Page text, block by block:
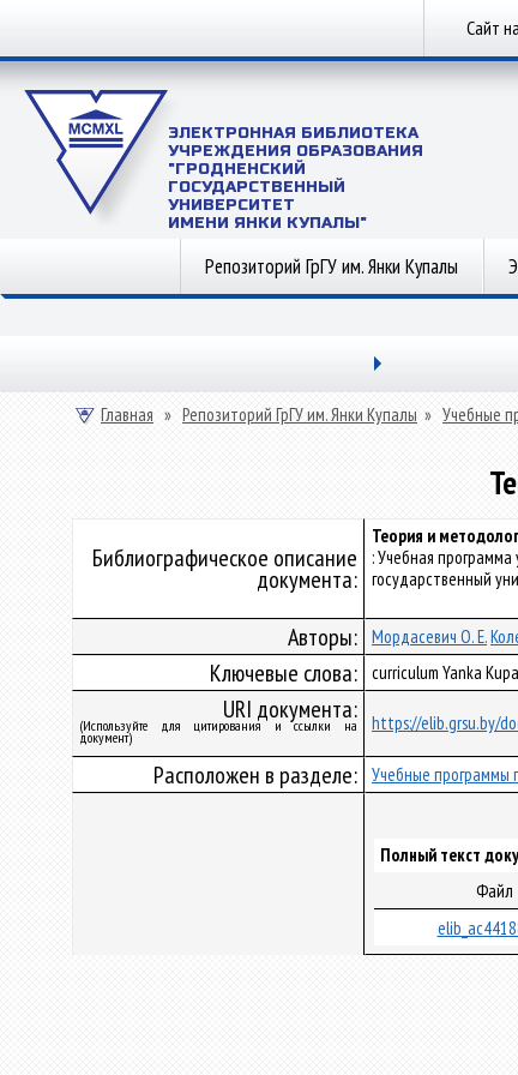
Сайт
ЭЛЕКТРОННАЯ БИБЛИОТЕКА
УЧРЕЖДЕНИЯ ОБРАЗОВАНИЯ
"ГРОДНЕНСКИЙ
ГОСУДАРСТВЕННЫЙ
УНИВЕРСИТЕТ
ИМЕНИ ЯНКИ КУПАЛЫ"
Репозиторий ГрГУ им. Янки Купалы
Главная » Репозиторий ГрГУ им. Янки Купалы » Учебные
Библиографическое описание
документа:
Теория и
: Учебная
государственный
Авторы: Мордасевич О. Е.
Ключевые слова: curriculum Yanka
URI документа:
(Используйте для цитирования и ссылки на
документ)
https://elib.grsu.by/
Расположен в разделе: Учебные программы
Полный текст
Файл